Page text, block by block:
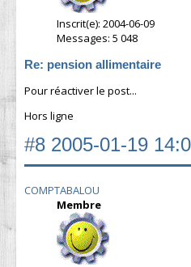
Inscrit(e): 2004-06-09
Messages: 5 048
Re: pension allimentaire
Pour réactiver le post...
Hors ligne
#8 2005-01-19
COMPTABALOU
Membre